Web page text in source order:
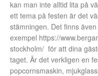
kan man inte alltid lita på
ett tema på festen är det
stämningen. Det finns
exempel https://
stockholm/ för att dina
taget. Är det verkligen en
popcornsmaskin,